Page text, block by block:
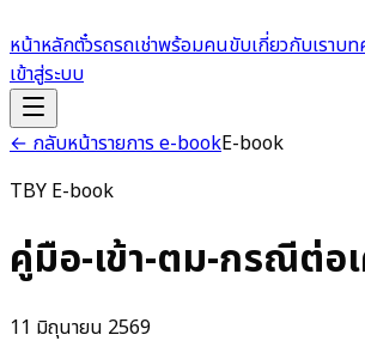
หน้าหลักตั๋วรถรถเช่าพร้อมคนขับเกี่ยวกับเราบท
เข้าสู่ระบบ
← กลับหน้ารายการ e-bookE-book
TBY E-book
คู่มือ-เข้า-ตม-กรณีต่อ
11 มิถุนายน 2569